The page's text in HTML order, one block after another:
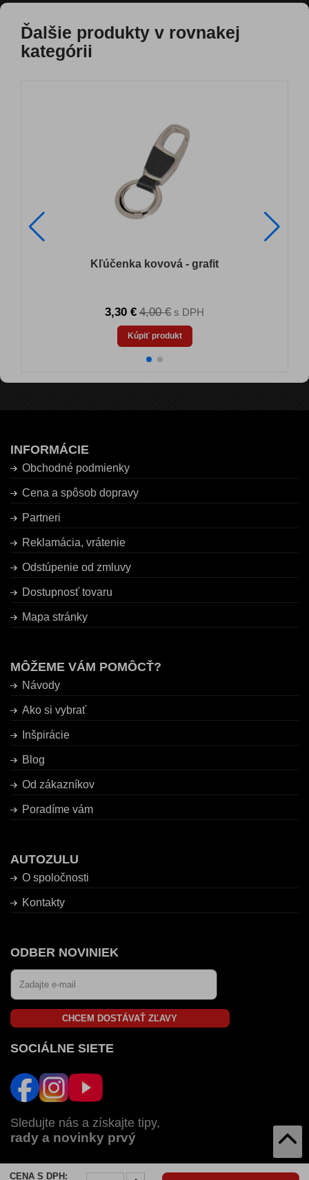
CENA S DPH:
Ďalšie produkty v rovnakej
kategórii
Kľúčenka kovová - grafit
3,30 € 4,00 € s DPH
Kúpiť produkt
INFORMÁCIE
Obchodné podmienky
Cena a spôsob dopravy
Partneri
Reklamácia, vrátenie
Odstúpenie od zmluvy
Dostupnosť tovaru
Mapa stránky
MÔŽEME VÁM POMÔCŤ?
Návody
Ako si vybrať
Inšpirácie
Blog
Od zákazníkov
Poradíme vám
AUTOZULU
O spoločnosti
Kontakty
ODBER NOVINIEK
CHCEM DOSTÁVAŤ ZĽAVY
SOCIÁLNE SIETE
Sledujte nás a získajte tipy,
rady a novinky prvý